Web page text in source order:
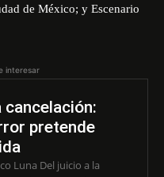
de México; y Escenario
interesar
cancelación:
pretende
Luna Del juicio a la